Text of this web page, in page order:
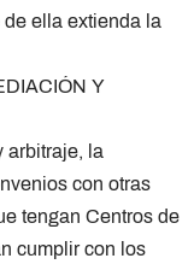
ella extienda la
Y
arbitraje, la
con otras
tengan Centros de
cumplir con los